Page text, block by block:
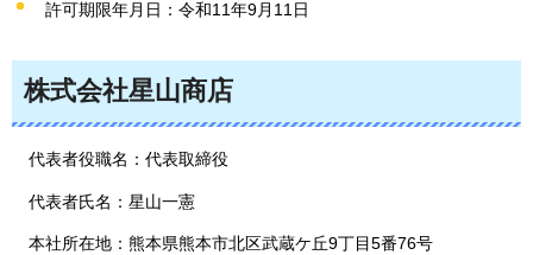
許可期限年月日：令和11年9月11日
株式会社星山商店
代表者役職名：代表取締役
代表者氏名：星山一憲
本社所在地：熊本県熊本市北区武蔵ケ丘9丁目5番76号